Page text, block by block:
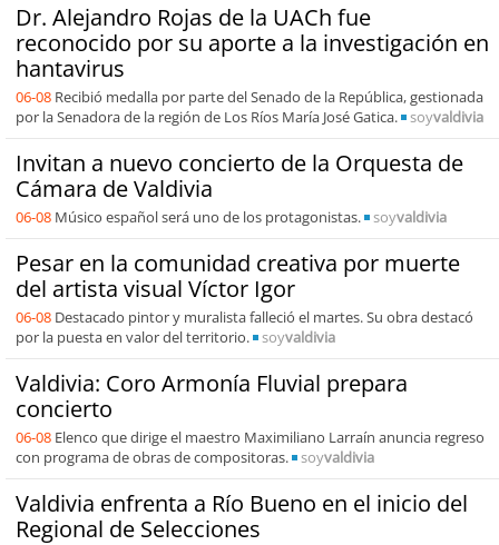
Dr. Alejandro Rojas de la UACh fue
reconocido por su aporte a la investigación en
hantavirus
06-08 Recibió medalla por parte del Senado de la República, gestionada
por la Senadora de la región de Los Ríos María José Gatica.
soyvaldivia
Invitan a nuevo concierto de la Orquesta de
Cámara de Valdivia
06-08 Músico español será uno de los protagonistas. soyvaldivia
Pesar en la comunidad creativa por muerte
del artista visual Víctor Igor
06-08 Destacado pintor y muralista falleció el martes. Su obra destacó
por la puesta en valor del territorio.
soyvaldivia
Valdivia: Coro Armonía Fluvial prepara
concierto
06-08 Elenco que dirige el maestro Maximiliano Larraín anuncia regreso
con programa de obras de compositoras.
soyvaldivia
Valdivia enfrenta a Río Bueno en el inicio del
Regional de Selecciones